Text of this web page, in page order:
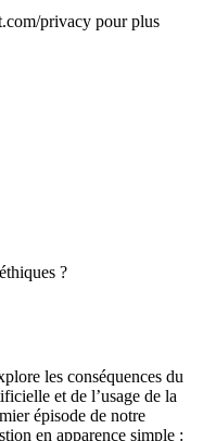
privacy pour plus
?
les conséquences du
et de l’usage de la
épisode de notre
en apparence simple :